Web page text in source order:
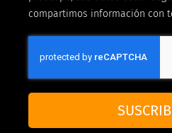
compartimos información con